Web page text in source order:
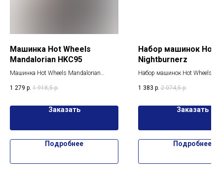
Машинка Hot Wheels
Mandalorian HKC95
Машинка Hot Wheels Mandalorian
качество и стиль для поклонников
1 279 р. 1 918,5 р.
Заказать
Подробнее
Набор машинок Hot
Nightburnerz
Набор машинок Hot Wheels
классических машинок Hot
1 383 р. 2 074,5 р.
Заказать
Подробнее